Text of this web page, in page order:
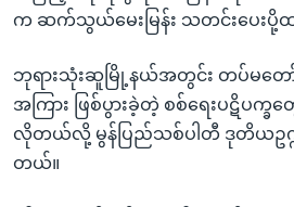
က ဆက်သွယ်မေးမြန်း သတင်းပေးပို့ထ
ဘုရားသုံးဆူမြို့နယ်အတွင်း တပ်မတေ
အကြား ဖြစ်ပွားခဲ့တဲ့ စစ်ရေးပဋိပက္ခတွ
လိုတယ်လို့ မွန်ပြည်သစ်ပါတီ ဒုတိယဥက္ကဋ္
တယ်။